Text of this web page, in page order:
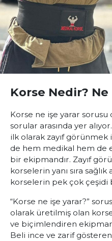
Korse Nedir? Ne
Korse ne işe yarar sorusu
sorular arasında yer
ilk olarak zayıf görünmek
de hem medikal hem de
bir ekipmandır. Zayıf
korselerin yanı sıra sağlık
korselerin pek çok çeşidi
“Korse ne işe yarar?”
olarak üretilmiş olan
ve biçimlendiren
Beli ince ve zarif